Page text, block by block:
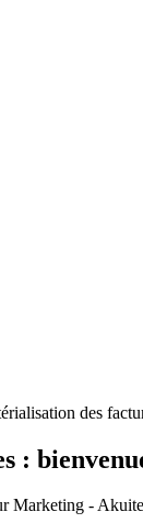
des
:
Marketing -